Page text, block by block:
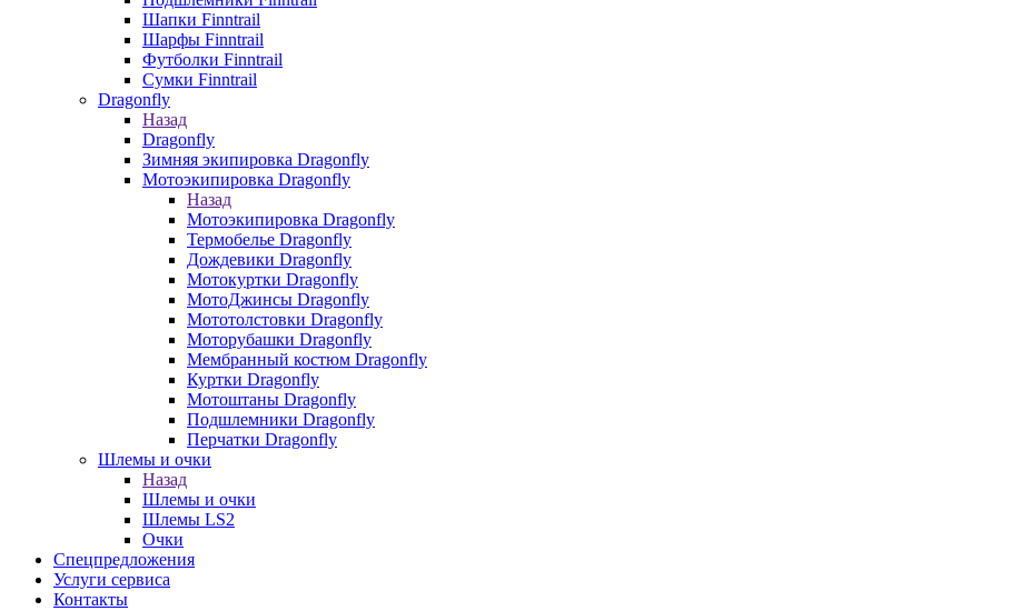
Шапки Finntrail
Шарфы Finntrail
Футболки Finntrail
Сумки Finntrail
Dragonfly
Назад
Dragonfly
Зимняя экипировка Dragonfly
Мотоэкипировка Dragonfly
Назад
Мотоэкипировка Dragonfly
Термобелье Dragonfly
Дождевики Dragonfly
Мотокуртки Dragonfly
МотоДжинсы Dragonfly
Мототолстовки Dragonfly
Моторубашки Dragonfly
Мембранный костюм Dragonfly
Куртки Dragonfly
Мотоштаны Dragonfly
Подшлемники Dragonfly
Перчатки Dragonfly
Шлемы и очки
Назад
Шлемы и очки
Шлемы LS2
Очки
Спецпредложения
Услуги сервиса
Контакты